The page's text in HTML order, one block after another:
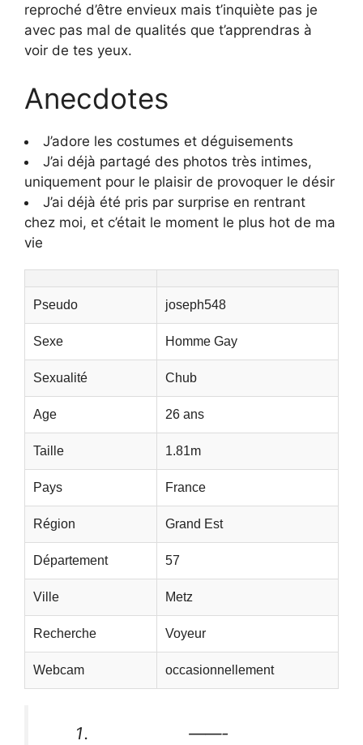
reproché d’être envieux mais t’inquiète pas je
avec pas mal de qualités que t’apprendras à
voir de tes yeux.
Anecdotes
J’adore les costumes et déguisements
J’ai déjà partagé des photos très intimes,
uniquement pour le plaisir de provoquer le désir
J’ai déjà été pris par surprise en rentrant
chez moi, et c’était le moment le plus hot de ma
vie
Pseudo joseph548
Sexe Homme Gay
Sexualité Chub
Age 26 ans
Taille 1.81m
Pays France
Région Grand Est
Département 57
Ville Metz
Recherche Voyeur
Webcam occasionnellement
——-